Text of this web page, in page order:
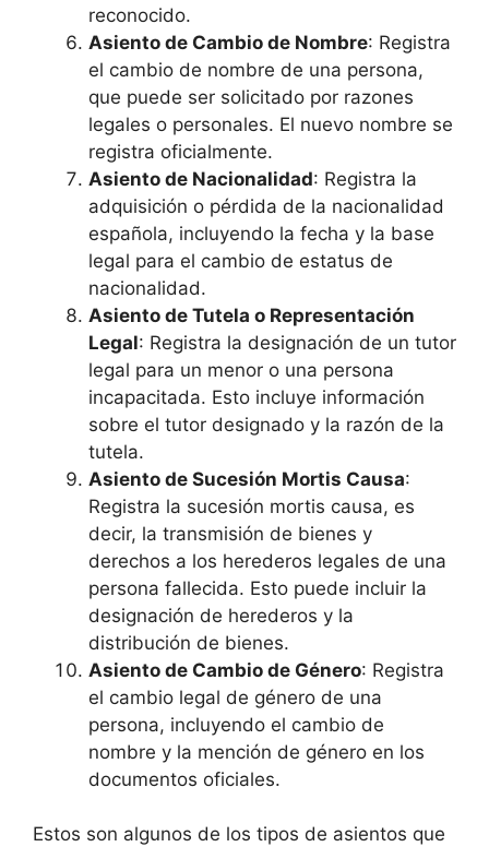
reconocido.
Asiento de Cambio de Nombre: Registra
el cambio de nombre de una persona,
que puede ser solicitado por razones
legales o personales. El nuevo nombre se
registra oficialmente.
Asiento de Nacionalidad: Registra la
adquisición o pérdida de la nacionalidad
española, incluyendo la fecha y la base
legal para el cambio de estatus de
nacionalidad.
Asiento de Tutela o Representación
Legal: Registra la designación de un tutor
legal para un menor o una persona
incapacitada. Esto incluye información
sobre el tutor designado y la razón de la
tutela.
Asiento de Sucesión Mortis Causa:
Registra la sucesión mortis causa, es
decir, la transmisión de bienes y
derechos a los herederos legales de una
persona fallecida. Esto puede incluir la
designación de herederos y la
distribución de bienes.
Asiento de Cambio de Género: Registra
el cambio legal de género de una
persona, incluyendo el cambio de
nombre y la mención de género en los
documentos oficiales.
Estos son algunos de los tipos de asientos que